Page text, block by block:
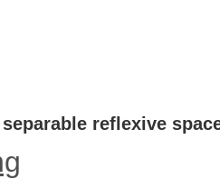
reflexive